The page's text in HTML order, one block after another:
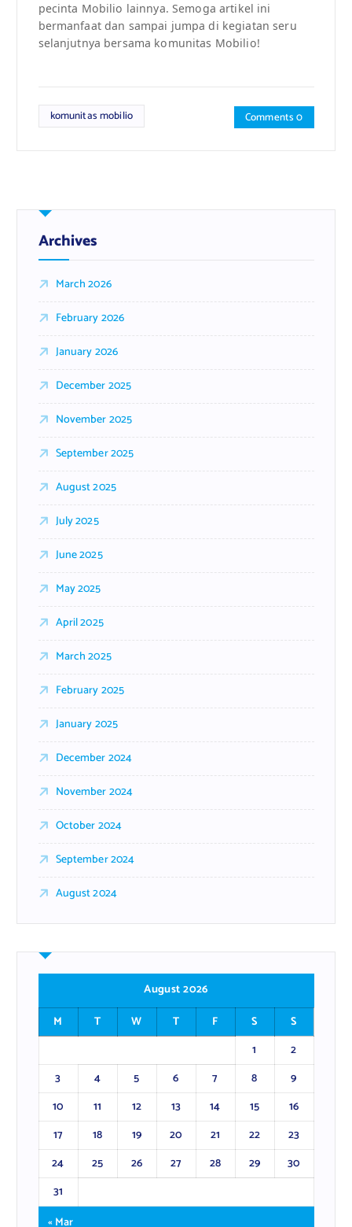
pecinta Mobilio lainnya. Semoga artikel ini
bermanfaat dan sampai jumpa di kegiatan seru
selanjutnya bersama komunitas Mobilio!
komunitas mobilio Comments 0
Archives
March 2026
February 2026
January 2026
December 2025
November 2025
September 2025
August 2025
July 2025
June 2025
May 2025
April 2025
March 2025
February 2025
January 2025
December 2024
November 2024
October 2024
September 2024
August 2024
August 2026
M
T W T F S
S
1
2
3
4 5 6 7 8
9
10
11 12 13 14 15
16
17
18 19 20 21 22
23
24
25 26 27 28 29
30
31
« Mar